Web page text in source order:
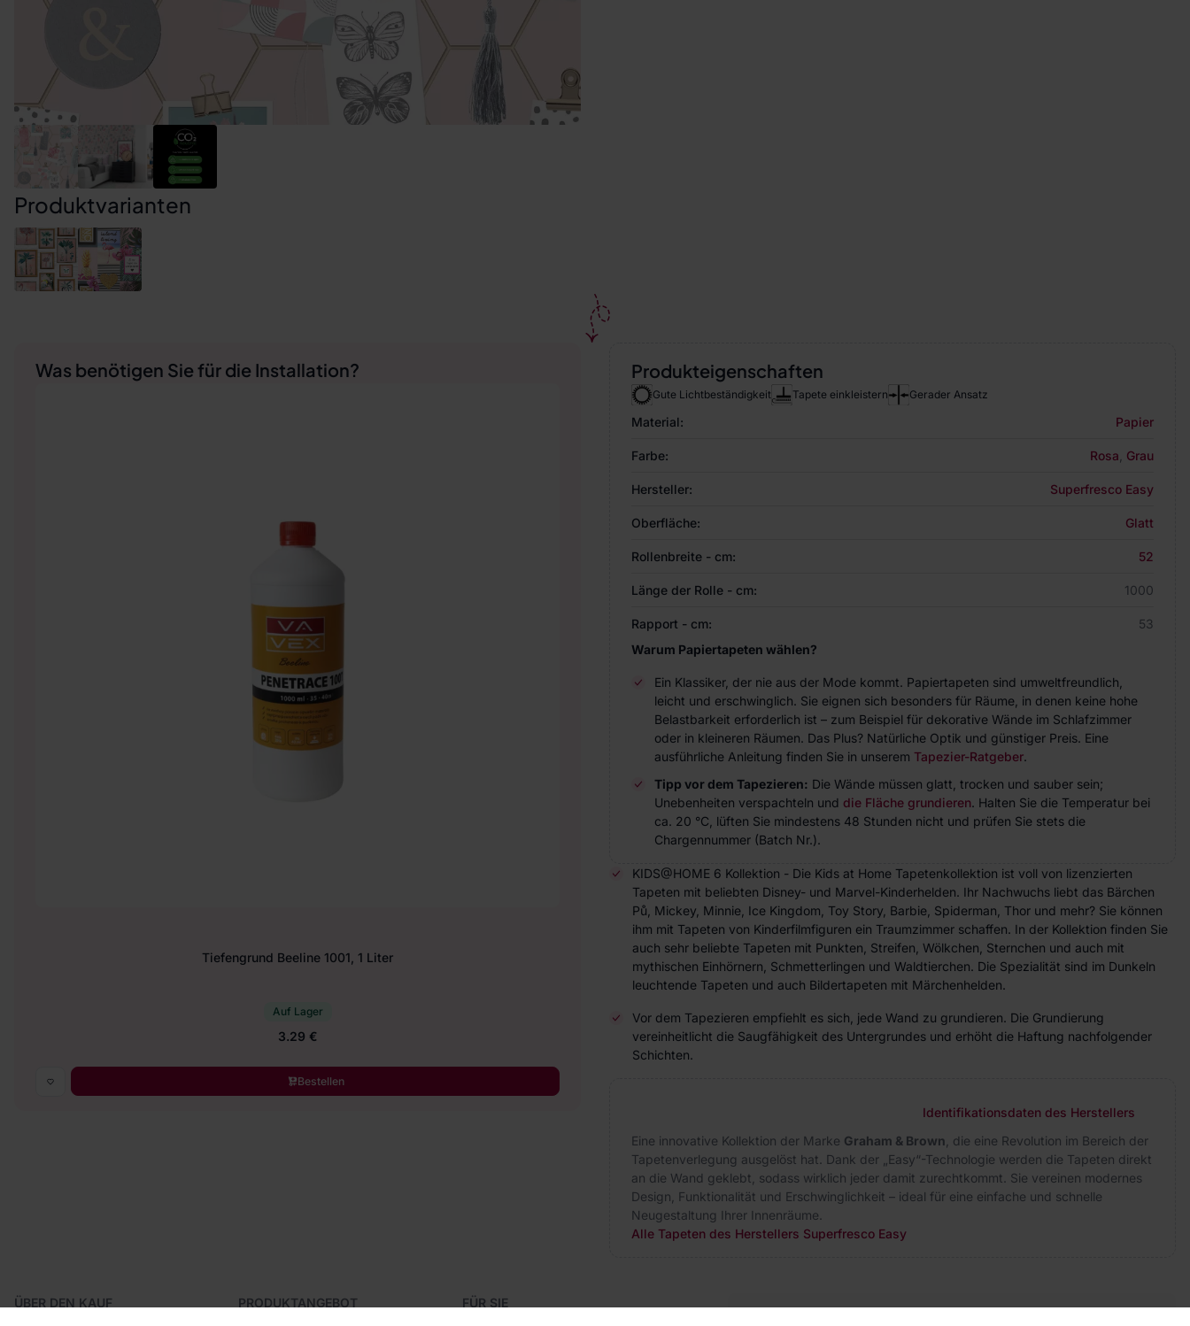
Produktvarianten
Produkteigenschaften
Gute Lichtbeständigkeit Tapete einkleistern Gerader Ansatz
Material: Papier
Farbe: Rosa Grau
Hersteller: Superfresco Easy
Oberfläche: Glatt
Rollenbreite - cm: 52
Länge der Rolle - cm: 1000
Rapport - cm:
53
Warum Papiertapeten wählen?
Ein Klassiker, der nie aus der Mode kommt. Papiertapeten sind umweltfreundlich,
leicht und erschwinglich. Sie eignen sich besonders für Räume, in denen keine hohe
Belastbarkeit erforderlich ist – zum Beispiel für dekorative Wände im Schlafzimmer
oder in kleineren Räumen. Das Plus? Natürliche Optik und günstiger Preis. Eine
ausführliche Anleitung finden Sie in unserem Tapezier-Ratgeber.
Tipp vor dem Tapezieren: Die Wände müssen glatt, trocken und sauber sein;
Unebenheiten verspachteln und die Fläche grundieren. Halten Sie die Temperatur bei
ca. 20 °C, lüften Sie mindestens 48 Stunden nicht und prüfen Sie stets die
Chargennummer (Batch Nr.).
KIDS@HOME 6 Kollektion - Die Kids at Home Tapetenkollektion ist voll von lizenzierten
Tapeten mit beliebten Disney- und Marvel-Kinderhelden. Ihr Nachwuchs liebt das Bärchen
Pů, Mickey, Minnie, Ice Kingdom, Toy Story, Barbie, Spiderman, Thor und mehr? Sie können
ihm mit Tapeten von Kinderfilmfiguren ein Traumzimmer schaffen. In der Kollektion finden Sie
auch sehr beliebte Tapeten mit Punkten, Streifen, Wölkchen, Sternchen und auch mit
mythischen Einhörnern, Schmetterlingen und Waldtierchen. Die Spezialität sind im Dunkeln
leuchtende Tapeten und auch Bildertapeten mit Märchenhelden.
Vor dem Tapezieren empfiehlt es sich, jede Wand zu grundieren. Die Grundierung
vereinheitlicht die Saugfähigkeit des Untergrundes und erhöht die Haftung nachfolgender
Schichten.
Identifikationsdaten des Herstellers
Eine innovative Kollektion der Marke Graham & Brown , die eine Revolution im Bereich der
Tapetenverlegung ausgelöst hat. Dank der „Easy“-Technologie werden die Tapeten direkt
an die Wand geklebt, sodass wirklich jeder damit zurechtkommt. Sie vereinen modernes
Design, Funktionalität und Erschwinglichkeit – ideal für eine einfache und schnelle
Neugestaltung Ihrer Innenräume.
Alle Tapeten des Herstellers Superfresco Easy
Was benötigen Sie für die Installation?
Tiefengrund Beeline 1001, 1 Liter
Auf Lager
3.29 €
Bestellen
ÜBER DEN KAUF
PRODUKTANGEBOT
FÜR SIE